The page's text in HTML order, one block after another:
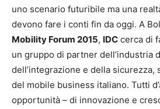
uno scenario futuribile ma una
devono fare i conti fin da oggi. A
Mobility Forum 2015, IDC cerca di
un gruppo di partner dell’industria
dell’integrazione e della sicurezza,
del mobile business italiano. Tutti
opportunità – di innovazione e